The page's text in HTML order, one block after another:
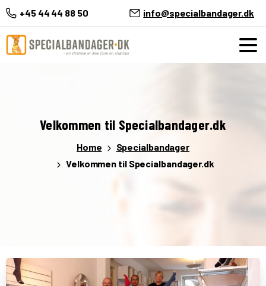
+45 44 44 88 50 info@specialbandager.dk
Velkommen til Specialbandager.dk
Home
Specialbandager
Velkommen til Specialbandager.dk